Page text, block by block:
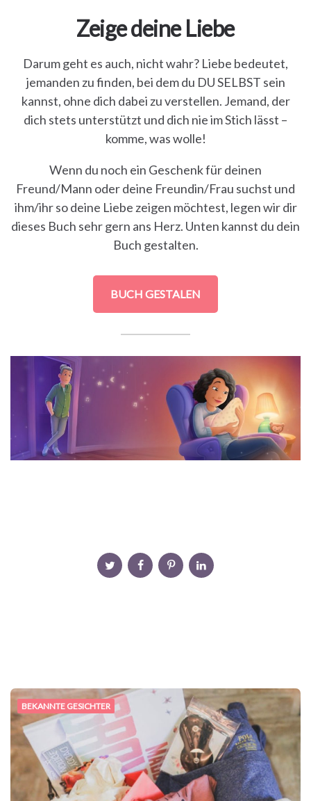
Zeige deine Liebe
Darum geht es auch, nicht wahr? Liebe bedeutet,
jemanden zu finden, bei dem du DU SELBST sein
kannst, ohne dich dabei zu verstellen. Jemand, der
dich stets unterstützt und dich nie im Stich lässt –
komme, was wolle!
Wenn du noch ein Geschenk für deinen
Freund/Mann oder deine Freundin/Frau suchst und
ihm/ihr so deine Liebe zeigen möchtest, legen wir dir
dieses Buch sehr gern ans Herz. Unten kannst du dein
Buch gestalten.
BUCH GESTALEN
BEKANNTE GESICHTER